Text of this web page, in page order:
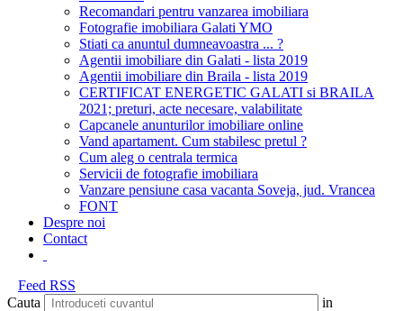
Recomandari pentru vanzarea imobiliara
Fotografie imobiliara Galati YMO
Stiati ca anuntul dumneavoastra ... ?
Agentii imobiliare din Galati - lista 2019
Agentii imobiliare din Braila - lista 2019
CERTIFICAT ENERGETIC GALATI si BRAILA
2021; preturi, acte necesare, valabilitate
Capcanele anunturilor imobiliare online
Vand apartament. Cum stabilesc pretul ?
Cum aleg o centrala termica
Servicii de fotografie imobiliara
Vanzare pensiune casa vacanta Soveja, jud. Vrancea
FONT
Despre noi
Contact
Feed RSS
Cauta
in